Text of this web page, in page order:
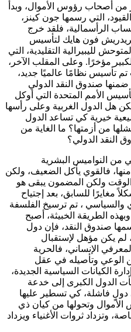
من أصحاب رؤوس الأموال، وبدأ
التي رسمها جون كينز،
الرأسمالية، فلقد خرج
فون هايك لتأسيس
لليبيرالية التقليدية، التي
مؤخرًا. وعلى المقلب الآخر،
تم تأسيس نظامًا عالميًا جديد،
صندوق النقد الدولي
الأمم المتحدة التي أوكل
هل الدول الغربية وعلى رأسها
خيرية كي تساعد الدول
من أزمتها؟ ما الغاية من
النقد الدولي؟
من النواميس البشرية
منها، فالقوي يأكل الضعيف، ولكن
ولكن المضمون يبقى هو
مغايرًا للسابق، بعد إجتياح
والسياسي ، تم ترسيخ الفلسفة
الطريقة الخبيثة، أصبح
صندوق النقد، فإن دول
لم يكن مؤهل لإستقبال
الإنساني، فالحرية
الوعي وتأصيله في عقل
الكيانات السياسية الجديدة،
الدول الكبرى إلى خدعة
دولٍ فاشلة، كي تسطير عليها
وتحولها من كيان ذي
وتزداد ثروات الأغنياء ويزداد